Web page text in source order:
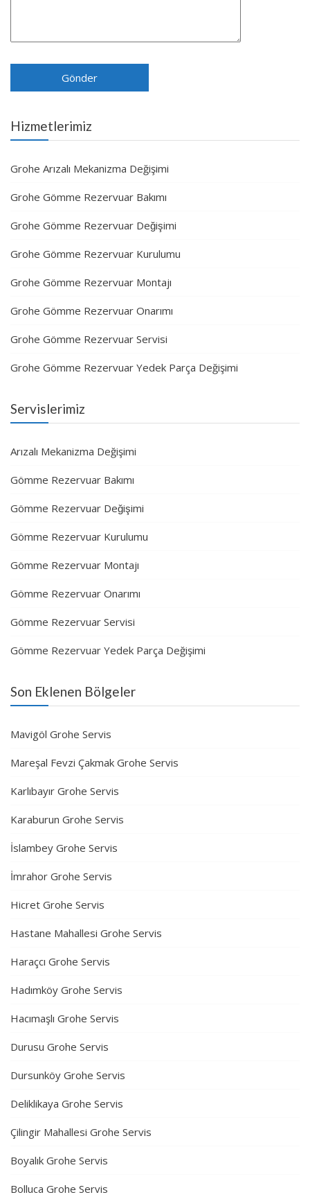
Hizmetlerimiz
Grohe Arızalı Mekanizma Değişimi
Grohe Gömme Rezervuar Bakımı
Grohe Gömme Rezervuar Değişimi
Grohe Gömme Rezervuar Kurulumu
Grohe Gömme Rezervuar Montajı
Grohe Gömme Rezervuar Onarımı
Grohe Gömme Rezervuar Servisi
Grohe Gömme Rezervuar Yedek Parça Değişimi
Servislerimiz
Arızalı Mekanizma Değişimi
Gömme Rezervuar Bakımı
Gömme Rezervuar Değişimi
Gömme Rezervuar Kurulumu
Gömme Rezervuar Montajı
Gömme Rezervuar Onarımı
Gömme Rezervuar Servisi
Gömme Rezervuar Yedek Parça Değişimi
Son Eklenen Bölgeler
Mavigöl Grohe Servis
Mareşal Fevzi Çakmak Grohe Servis
Karlıbayır Grohe Servis
Karaburun Grohe Servis
İslambey Grohe Servis
İmrahor Grohe Servis
Hicret Grohe Servis
Hastane Mahallesi Grohe Servis
Haraçcı Grohe Servis
Hadımköy Grohe Servis
Hacımaşlı Grohe Servis
Durusu Grohe Servis
Dursunköy Grohe Servis
Deliklikaya Grohe Servis
Çilingir Mahallesi Grohe Servis
Boyalık Grohe Servis
Bolluca Grohe Servis